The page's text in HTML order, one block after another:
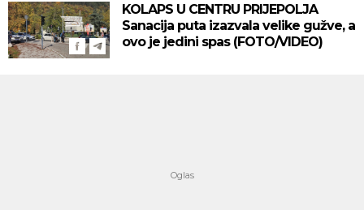
KOLAPS U CENTRU PRIJEPOLJA
Sanacija puta izazvala velike gužve, a
ovo je jedini spas (FOTO/VIDEO)